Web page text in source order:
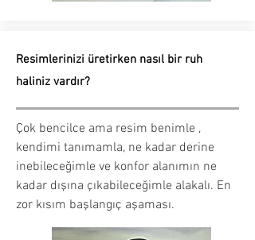
Resimlerinizi üretirken nasıl bir ruh
haliniz vardır?
Çok bencilce ama resim benimle ,
kendimi tanımamla, ne kadar derine
inebileceğimle ve konfor alanımın ne
kadar dışına çıkabileceğimle alakalı. En
zor kısım başlangıç aşaması.